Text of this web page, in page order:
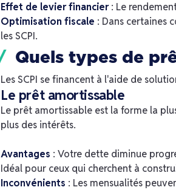
Effet de levier financier: Le
Optimisation fiscale : Dans certaines
les SCPI.
Quels types de
Les SCPI se financent à l'aide de
Le prêt amortissable
Le prêt amortissable est la forme la
plus des intérêts.
Avantages : Votre dette diminue
Idéal pour ceux qui cherchent à
Inconvénients : Les mensualités